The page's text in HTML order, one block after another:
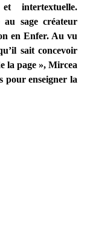
intertextuelle.
au sage créateur
en Enfer. Au vu
sait concevoir
la page », Mircea
pour enseigner la